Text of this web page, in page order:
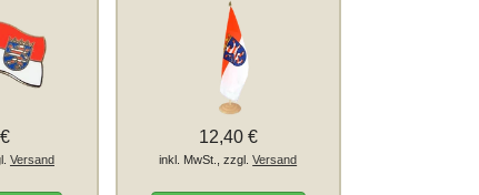
Versand
12,40 €
inkl. MwSt., zzgl.Versand